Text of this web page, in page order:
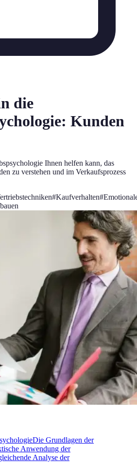
die
Kunden
Ihnen helfen kann, das
zu verstehen und im Verkaufsprozess
#Kaufverhalten#
Die Grundlagen der
Anwendung der
Analyse der